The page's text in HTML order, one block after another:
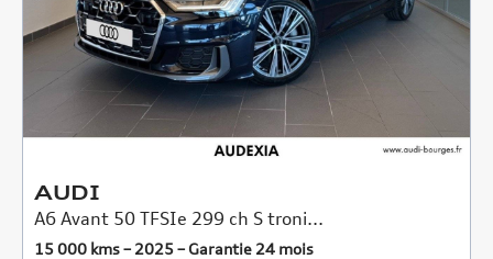
AUDI
A6 Avant 50 TFSIe 299 ch S troni...
15 000 kms – 2025 – Garantie 24 mois